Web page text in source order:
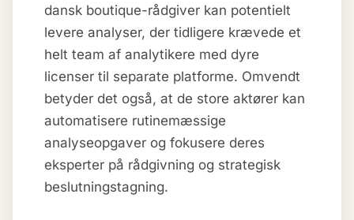
dansk boutique-rådgiver kan potentielt
levere analyser, der tidligere krævede et
helt team af analytikere med dyre
licenser til separate platforme. Omvendt
betyder det også, at de store aktører kan
automatisere rutinemæssige
analyseopgaver og fokusere deres
eksperter på rådgivning og strategisk
beslutningstagning.